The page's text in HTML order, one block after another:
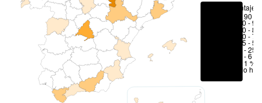
Porcentajes
> 90 %
80 -
70 -
50 -
25 -
6 - 25
1 - 6 %
< 1 %
No hay